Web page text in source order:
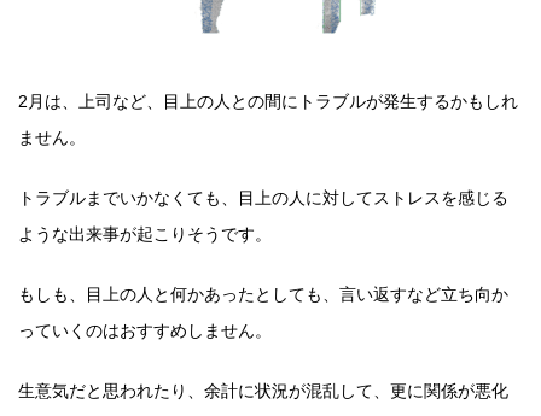
2月は、上司など、目上の人との間にトラブルが発生するかもしれ
ません。
トラブルまでいかなくても、目上の人に対してストレスを感じる
ような出来事が起こりそうです。
もしも、目上の人と何かあったとしても、言い返すなど立ち向か
っていくのはおすすめしません。
生意気だと思われたり、余計に状況が混乱して、更に関係が悪化